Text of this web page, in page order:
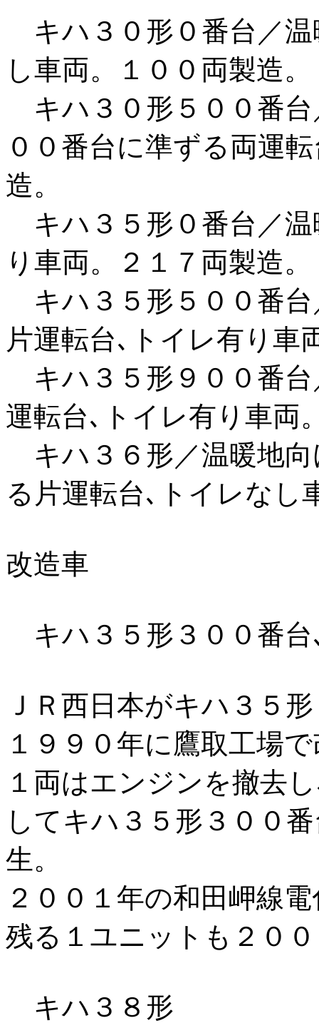
キハ３０形０番台／
し車両。１００両製造。
キハ３０形５００番台
００番台に準ずる両運
造。
キハ３５形０番台／温
り車両。２１７両製造。
キハ３５形５００番台
片運転台､トイレ有り車
キハ３５形９００番
運転台､トイレ有り車両
キハ３６形／温暖地
る片運転台､トイレなし
改造車
キハ３５形３００番台
ＪＲ西日本がキハ３５
１９９０年に鷹取工場
１両はエンジンを撤去
してキハ３５形３００
生。
２００１年の和田岬線
残る１ユニットも２０
キハ３８形